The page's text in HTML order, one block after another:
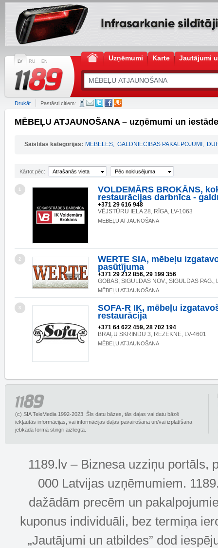
LV RU EN Uzņēmumi Karte Jautājumi
Drukāt Pastāsti citiem:
MĒBEĻU ATJAUNOŠANA – uzņēmumi un
Saistītās kategorijas: MĒBELES, GALDNIECĪBAS PAKALPOJUMI ,
Kārtot pēc: Atrašanās vieta Pēc noklusējuma
1
VOLDEMĀRS BROKĀNS,
restaurācijas darbnīca -
+371 29 616 948
VĒJSTŪRU IELA 28, RĪGA, LV-1063
MĒBEĻU ATJAUNOŠANA
2
WERTE SIA, mēbeļu
pasūtījuma
+371 29 212 856, 29 199 356
GOBAS, SIGULDAS NOV., SIGULDAS PAG.,
MĒBEĻU ATJAUNOŠANA
3
SOFA-R IK, mēbeļu
restaurācija
+371 64 622 459, 28 702 194
BRĀĻU SKRINDU 3, RĒZEKNE, LV-4601
MĒBEĻU ATJAUNOŠANA
(c) SIA TeleMedia 1992-2023. Šīs datu bāzes, tās daļas vai datu bāzē
iekļautās informācijas, vai informācijas daļas pavairošana un/vai izplatīšana
jebkādā formā stingri aizliegta.
1189.lv – Biznesa uzziņu portāls,
000 Latvijas uzņēmumiem.
dažādām precēm un
kuponus individuāli, bez termiņa
„Jautājumi un atbildes” dod